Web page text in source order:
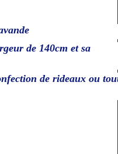
de 140cm et sa
de rideaux ou